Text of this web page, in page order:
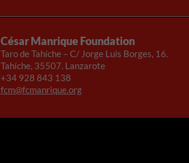
César Manrique Foundation
Taro de Tahíche – C/ Jorge Luis Borges, 16.
Tahíche, 35507. Lanzarote
+34 928 843 138
fcm@fcmanrique.org